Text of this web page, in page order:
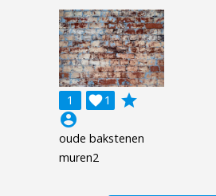
1 1

grade
account_circle
oude bakstenen
muren2